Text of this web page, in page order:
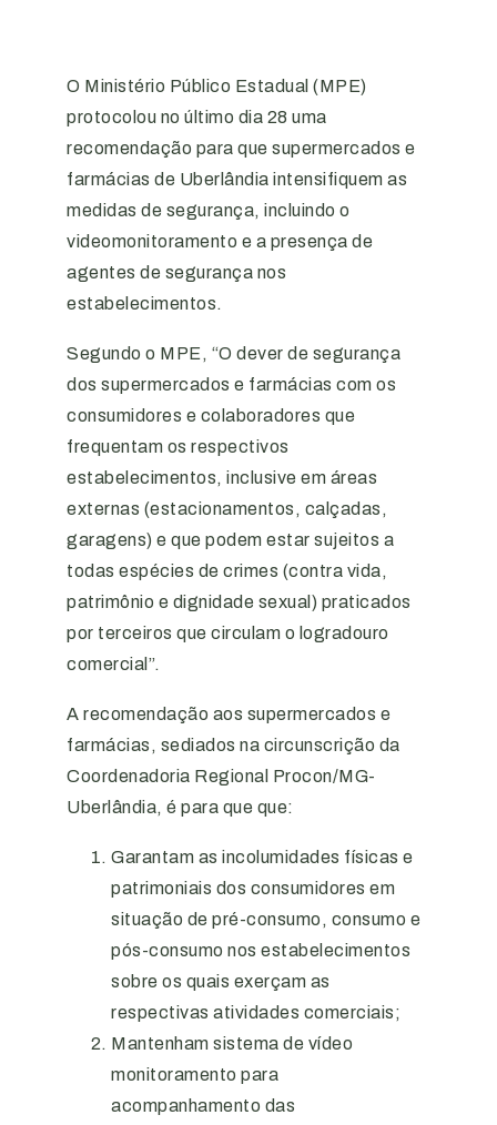
O Ministério Público Estadual (MPE)
protocolou no último dia 28 uma
recomendação para que supermercados e
farmácias de Uberlândia intensifiquem as
medidas de segurança, incluindo o
videomonitoramento e a presença de
agentes de segurança nos
estabelecimentos.
Segundo o MPE, “O dever de segurança
dos supermercados e farmácias com os
consumidores e colaboradores que
frequentam os respectivos
estabelecimentos, inclusive em áreas
externas (estacionamentos, calçadas,
garagens) e que podem estar sujeitos a
todas espécies de crimes (contra vida,
patrimônio e dignidade sexual) praticados
por terceiros que circulam o logradouro
comercial”.
A recomendação aos supermercados e
farmácias, sediados na circunscrição da
Coordenadoria Regional Procon/MG-
Uberlândia, é para que que:
Garantam as incolumidades físicas e
patrimoniais dos consumidores em
situação de pré-consumo, consumo e
pós-consumo nos estabelecimentos
sobre os quais exerçam as
respectivas atividades comerciais;
Mantenham sistema de vídeo
monitoramento para
acompanhamento das